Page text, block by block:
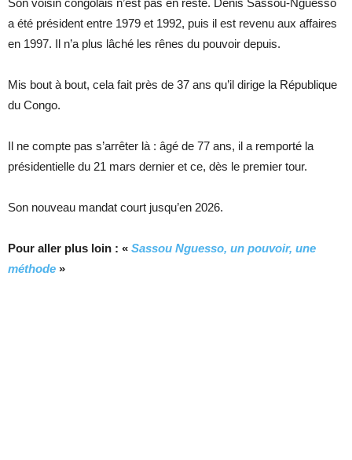
a été président entre 1979 et 1992, puis il est revenu aux affaires
en 1997. Il n’a plus lâché les rênes du pouvoir depuis.
Mis bout à bout, cela fait près de 37 ans qu’il dirige la République
du Congo.
Il ne compte pas s’arrêter là : âgé de 77 ans, il a remporté la
présidentielle du 21 mars dernier et ce, dès le premier tour.
Son nouveau mandat court jusqu’en 2026.
Pour aller plus loin : « Sassou Nguesso, un pouvoir, une
méthode »